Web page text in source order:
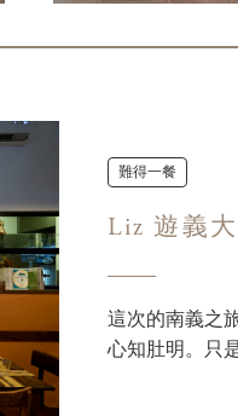
難得一餐
Liz 遊義
這次的南義之
心知肚明。只